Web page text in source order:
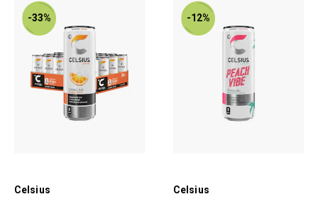
-33%
Celsius
-12%
Celsius